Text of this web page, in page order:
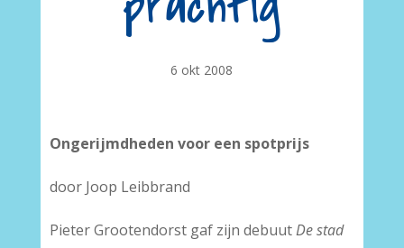
6 okt 2008
Ongerijmdheden voor een spotprijs
door Joop Leibbrand
Pieter Grootendorst gaf zijn debuutDe stad